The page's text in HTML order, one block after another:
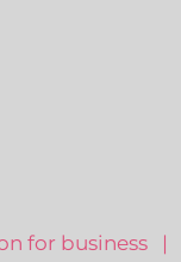
for business |